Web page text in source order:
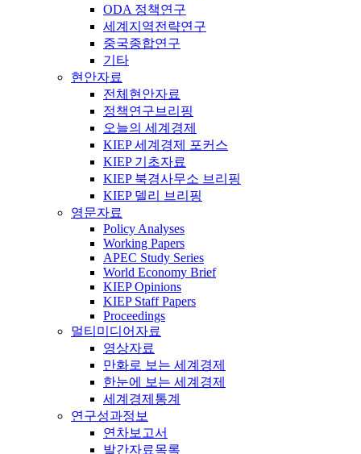
ODA 정책연구
세계지역전략연구
중국종합연구
기타
현안자료
전체현안자료
정책연구브리핑
오늘의 세계경제
KIEP 세계경제 포커스
KIEP 기초자료
KIEP 북경사무소 브리핑
KIEP 델리 브리핑
영문자료
Policy Analyses
Working Papers
APEC Study Series
World Economy Brief
KIEP Opinions
KIEP Staff Papers
Proceedings
멀티미디어자료
영상자료
만화로 보는 세계경제
한눈에 보는 세계경제
세계경제통계
연구성과정보
연차보고서
발간자료목록